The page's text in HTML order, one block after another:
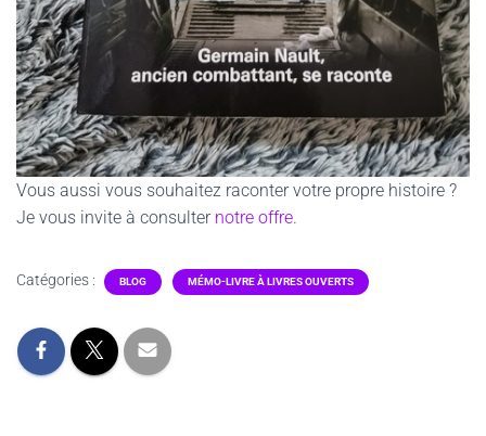
Vous aussi vous souhaitez raconter votre propre histoire ?
Je vous invite à consulter notre offre.
Catégories : BLOG MÉMO-LIVRE À LIVRES OUVERTS